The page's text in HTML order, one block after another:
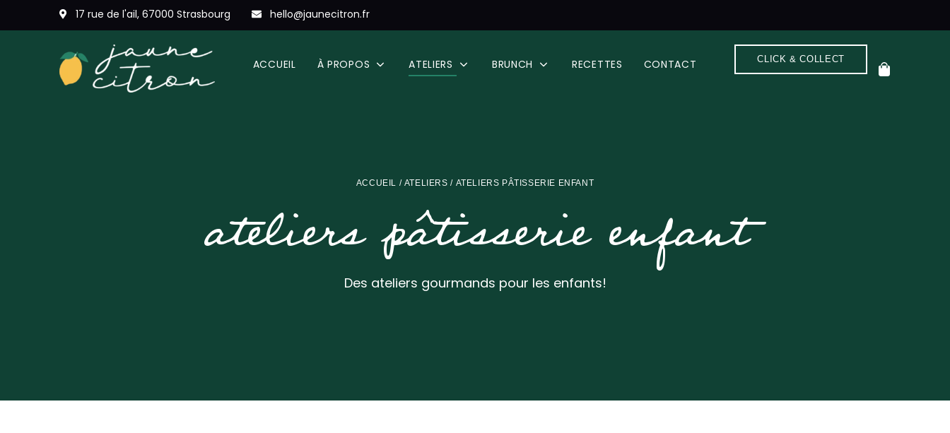
17 rue de l'ail, 67000 Strasbourg hello@jaunecitron.fr
ACCUEIL À PROPOS ATELIERS BRUNCH RECETTES CONTACT
CLICK & COLLECT
ACCUEIL / ATELIERS / ATELIERS PÂTISSERIE ENFANT
ateliers pâtisserie enfant
Des ateliers gourmands pour les enfants!